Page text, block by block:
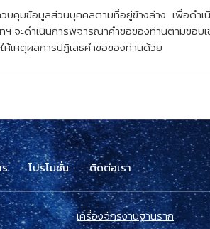
คุมข้อมูลส่วนบุคคลตามที่อยู่ข้างล่าง เพื่อดำเ
ฯ จะดำเนินการพิจารณาคำขอของท่านตามข
เหตุผลการปฏิเสธคำขอของท่านด้วย
โปรโมชั่น ติดต่อเรา
เครื่องจักรงานฐานราก